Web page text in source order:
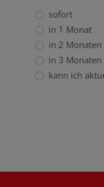
sofort
in 1 Monat
in 2 Monaten
in 3 Monaten
kann ich